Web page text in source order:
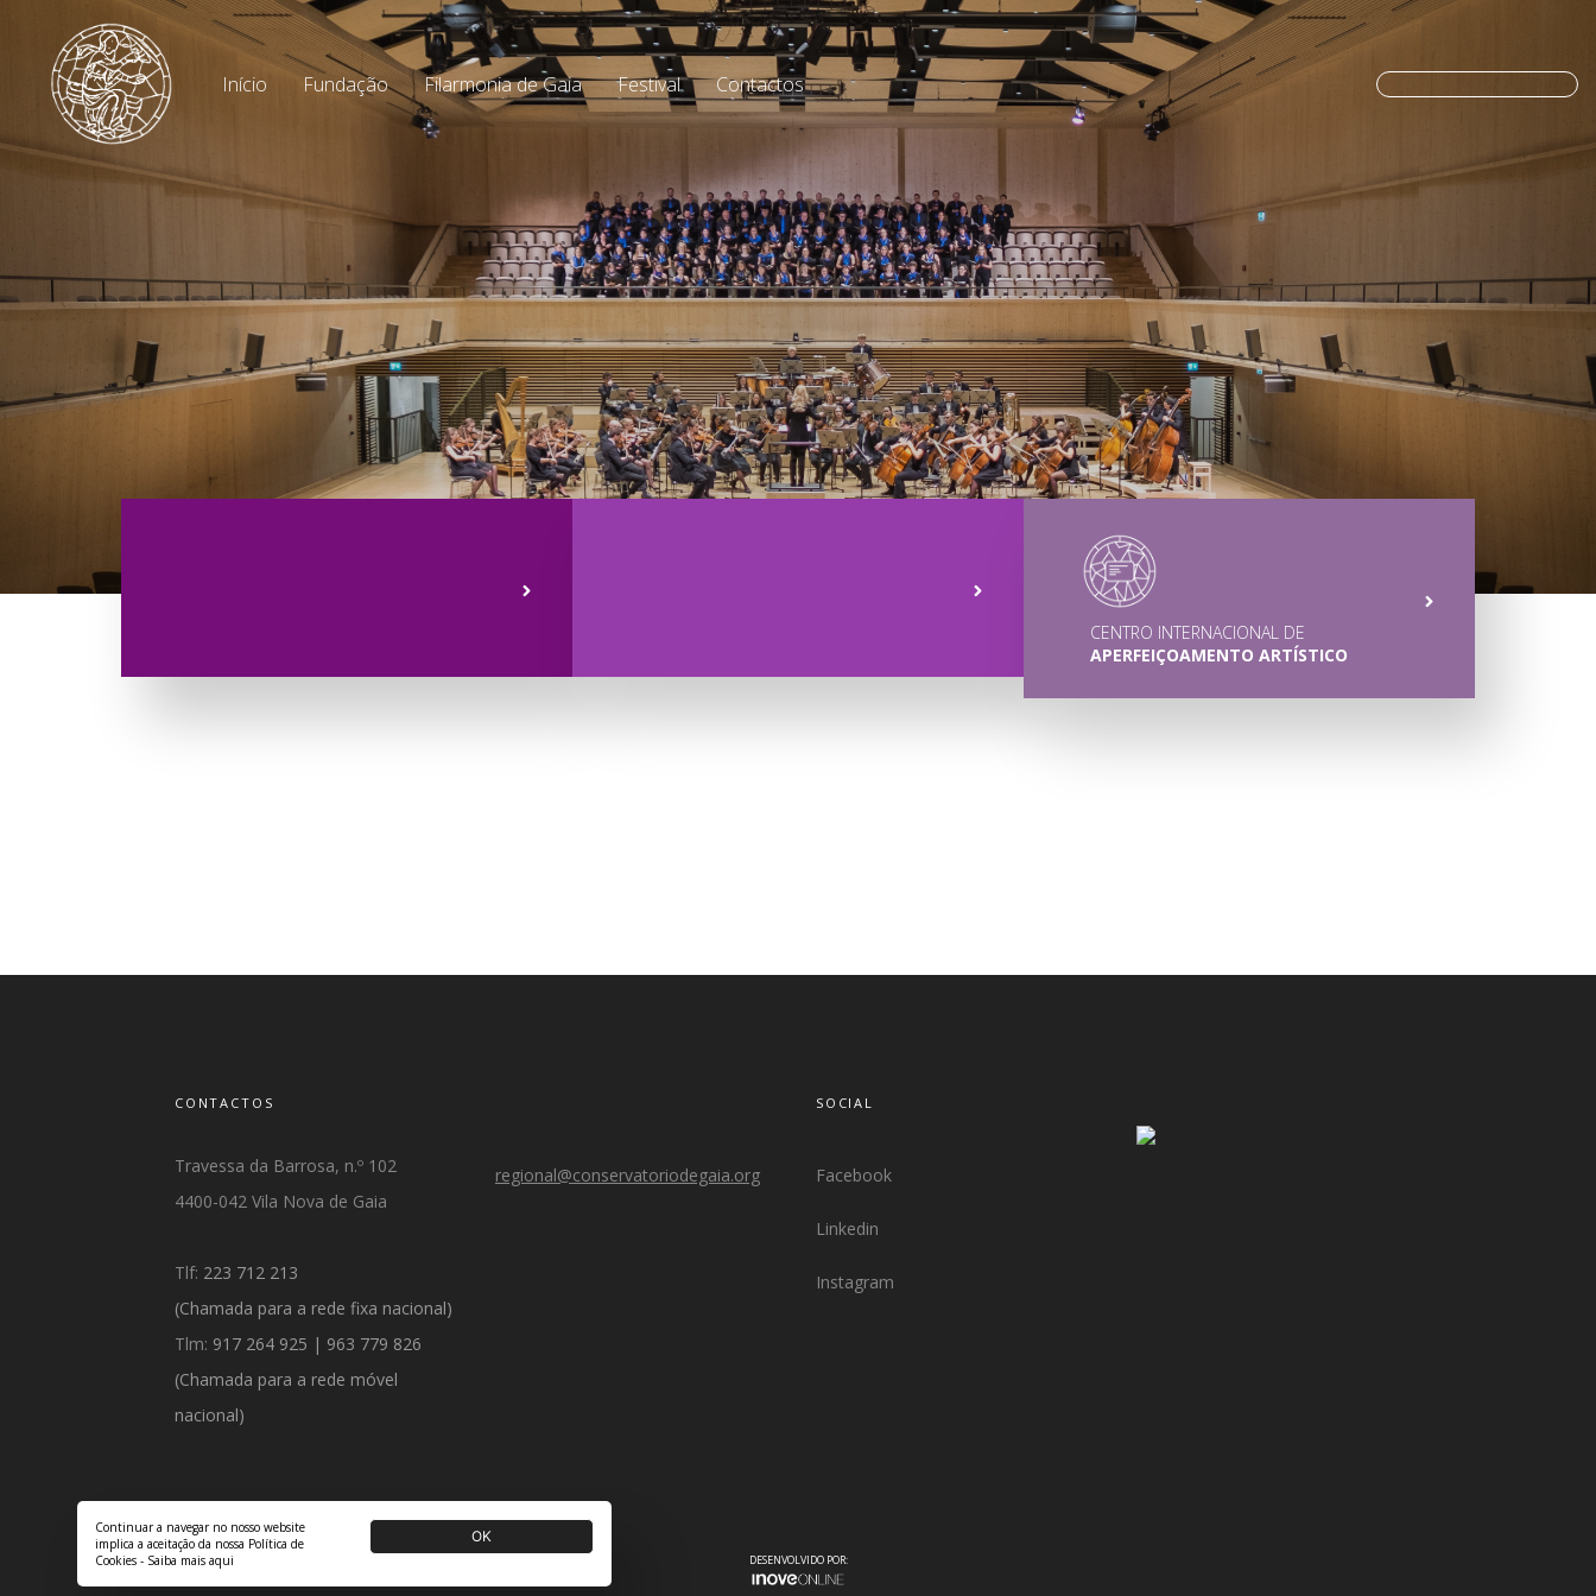
Início Fundação Filarmonia de Gaia Festival Contactos
CENTRO INTERNACIONAL DE
APERFEIÇOAMENTO ARTÍSTICO
CONTACTOS
Travessa da Barrosa, n.º 102
4400-042 Vila Nova de Gaia
Tlf: 223 712 213
(Chamada para a rede fixa nacional)
Tlm: 917 264 925 | 963 779 826
(Chamada para a rede móvel
nacional)
regional@conservatoriodegaia.org
SOCIAL
Facebook
Linkedin
Instagram
DESENVOLVIDO POR:
Continuar a navegar no nosso website
implica a aceitação da nossa Política de
Cookies - Saiba mais aqui
OK